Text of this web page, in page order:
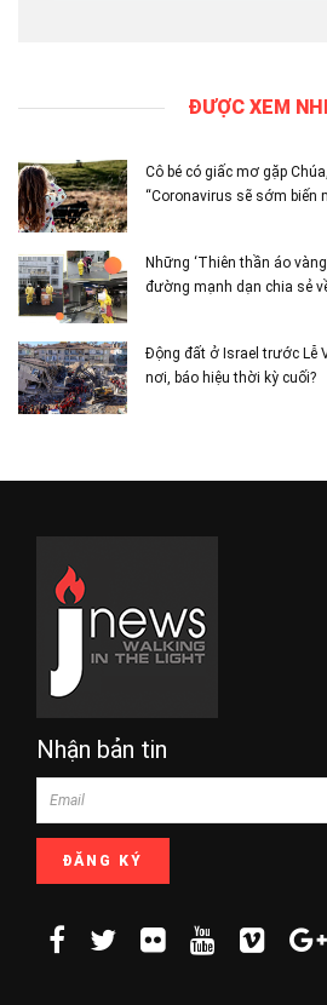
ĐƯỢC XEM
Cô bé có giấc mơ gặp
“Coronavirus sẽ sớm biến
Những ‘Thiên thần áo
đường mạnh dạn chia sẻ
Động đất ở Israel trước Lễ
nơi, báo hiệu thời kỳ cuối?
Nhận bản tin